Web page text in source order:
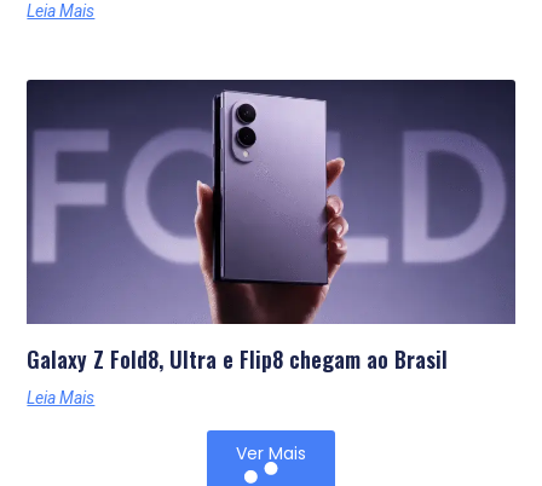
Leia Mais
Galaxy Z Fold8, Ultra e Flip8 chegam ao Brasil
Leia Mais
Ver Mais